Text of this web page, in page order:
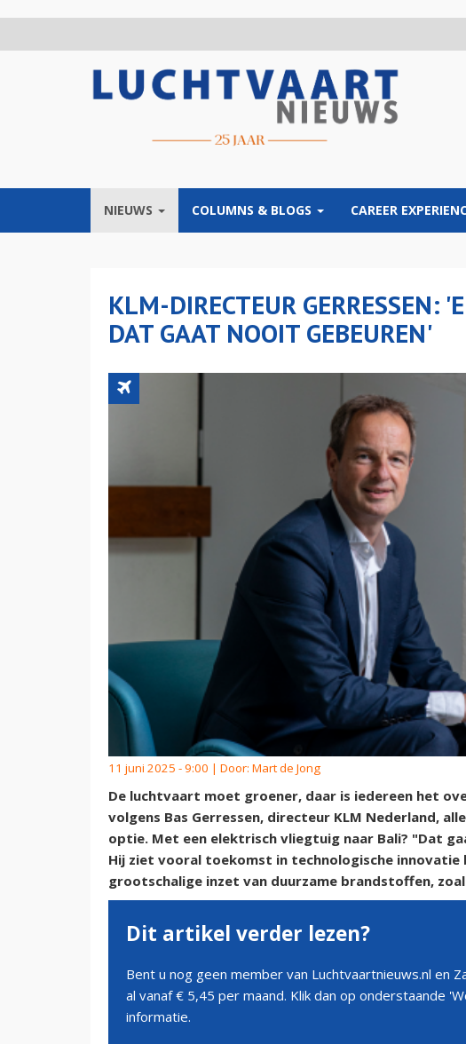
NIEUWS COLUMNS & BLOGS CAREER
KLM-DIRECTEUR GERRESSEN:
DAT GAAT NOOIT GEBEUREN'
11 juni 2025 - 9:00 | Door: Mart de Jong
De luchtvaart moet groener, daar is iedereen het
volgens Bas Gerressen, directeur KLM Nederland,
optie. Met een elektrisch vliegtuig naar Bali? "Dat
Hij ziet vooral toekomst in technologische innovatie
grootschalige inzet van duurzame brandstoffen,
Dit artikel verder lezen?
Bent u nog geen member van Luchtvaartnieuws.nl en
al vanaf € 5,45 per maand. Klik dan op onderstaande
informatie.